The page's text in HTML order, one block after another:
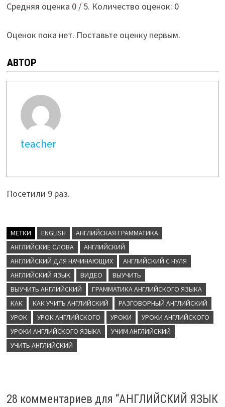
Средняя оценка 0/ 5. Количество оценок: 0
Оценок пока нет. Поставьте оценку первым.
АВТОР
teacher
Посетили 9 раз.
МЕТКИ ENGLISH
АНГЛИЙСКАЯ ГРАММАТИКА
АНГЛИЙСКИЕ СЛОВА
АНГЛИЙСКИЙ
АНГЛИЙСКИЙ ДЛЯ НАЧИНАЮЩИХ
АНГЛИЙСКИЙ С НУЛЯ
АНГЛИЙСКИЙ ЯЗЫК
ВИДЕО
ВЫУЧИТЬ
ВЫУЧИТЬ АНГЛИЙСКИЙ
ГРАММАТИКА АНГЛИЙСКОГО ЯЗЫКА
КАК
КАК УЧИТЬ АНГЛИЙСКИЙ
РАЗГОВОРНЫЙ АНГЛИЙСКИЙ
УРОК
УРОК АНГЛИЙСКОГО УРОКИ
УРОКИ АНГЛИЙСКОГО
УРОКИ АНГЛИЙСКОГО ЯЗЫКА
УЧИМ АНГЛИЙСКИЙ
УЧИТЬ АНГЛИЙСКИЙ
28 комментариев для “АНГЛИЙСКИЙ ЯЗЫК